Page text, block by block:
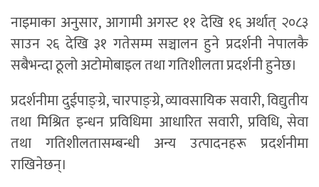
नाइमाका अनुसार, आगामी अगस्ट ११ देखि १६ अर्थात् २०८३
साउन २६ देखि ३१ गतेसम्म सञ्चालन हुने प्रदर्शनी नेपालकै
सबैभन्दा ठूलो अटोमोबाइल तथा गतिशीलता प्रदर्शनी हुनेछ।
प्रदर्शनीमा दुईपाङ्ग्रे, चारपाङ्ग्रे, व्यावसायिक सवारी, विद्युतीय
तथा मिश्रित इन्धन प्रविधिमा आधारित सवारी, प्रविधि, सेवा
तथा गतिशीलतासम्बन्धी अन्य उत्पादनहरू प्रदर्शनीमा
राखिनेछन्।